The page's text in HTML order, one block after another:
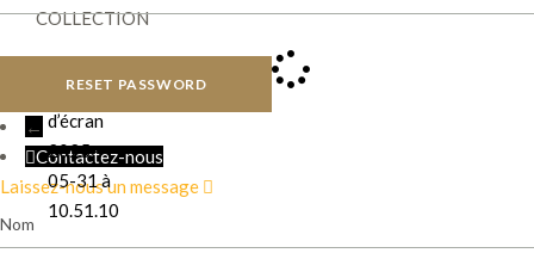
COLLECTION
RESET PASSWORD
←
Contactez-nous
Laissez-nous un message
Nom